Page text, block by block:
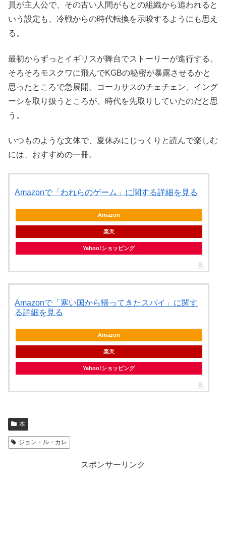
員が主人公で、その古い人間がもとの組織から追われると
いう設定も、冷戦からの時代転換を示唆するようにも思え
る。
最初からずっとイギリスが舞台でストーリーが進行する。
そろそろモスクワに飛んでKGBの秘密が暴露させるかと
思ったところで急展開。コーカサスのチェチェン、イング
ーシを取り扱うところが、時代を先取りしていたのだと思
う。
いつものような文体で、夏休みにじっくりと読んで楽しむ
には、おすすめの一冊。
Amazonで「われらのゲーム」に関する詳細を見る
Amazon
楽天
Yahoo!ショッピング
Amazonで「寒い国から帰ってきたスパイ」に関す
る詳細を見る
Amazon
楽天
Yahoo!ショッピング
本
ジョン・ル・カレ
スポンサーリンク